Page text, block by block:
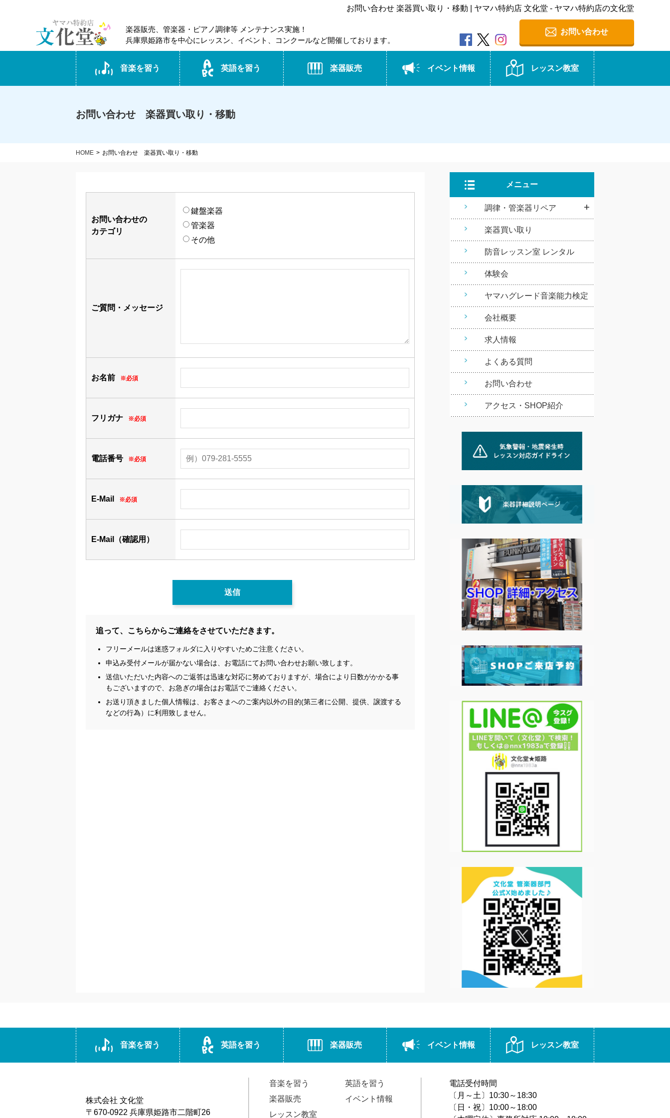
お問い合わせ 楽器買い取り・移動 | ヤマハ特約店 文化堂 - ヤマハ特約店の文化堂
楽器販売、管楽器・ピアノ調律等 メンテナンス実施！
兵庫県姫路市を中心にレッスン、イベント、コンクールなど開催しております。
お問い合わせ
音楽を習う 英語を習う 楽器販売 イベント情報 レッスン教室
お問い合わせ 楽器買い取り・移動
HOME お問い合わせ 楽器買い取り・移動
お問い合わせの
カテゴリ
鍵盤楽器
管楽器
その他
ご質問・メッセージ
お名前 ※必須
フリガナ ※必須
電話番号 ※必須
E-Mail ※必須
E-Mail（確認用）
追って、こちらからご連絡をさせていただきます。
フリーメールは迷惑フォルダに入りやすいためご注意ください。
申込み受付メールが届かない場合は、お電話にてお問い合わせお願い致します。
送信いただいた内容へのご返答は迅速な対応に努めておりますが、場合により日数がかかる事
もございますので、お急ぎの場合はお電話でご連絡ください。
お送り頂きました個人情報は、お客さまへのご案内以外の目的(第三者に公開、提供、譲渡する
などの行為）に利用致しません。
メニュー
調律・管楽器リペア
楽器買い取り
防音レッスン室 レンタル
体験会
ヤマハグレード音楽能力検定
会社概要
求人情報
よくある質問
お問い合わせ
アクセス・SHOP紹介
音楽を習う 英語を習う 楽器販売 イベント情報 レッスン教室
株式会社 文化堂
〒670-0922 兵庫県姫路市二階町26
音楽を習う
英語を習う
楽器販売
イベント情報
レッスン教室
電話受付時間
〔月～土〕10:30～18:30
〔日・祝〕10:00～18:00